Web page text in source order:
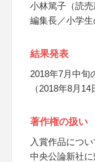
小林篤子（読
編集長／小学生
結果発表
2018年7月中旬
（2018年8月
著作権の扱い
入賞作品につ
中央公論新社に